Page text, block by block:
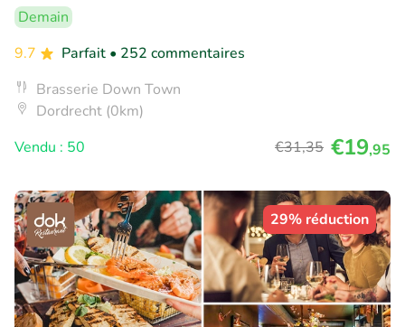
Demain
9.7
Parfait • 252 commentaires
Brasserie Down Town
Dordrecht (0km)
Vendu : 50
€31,35 €19,95
29% réduction